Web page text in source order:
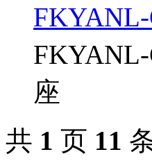
座
共 1 页 11